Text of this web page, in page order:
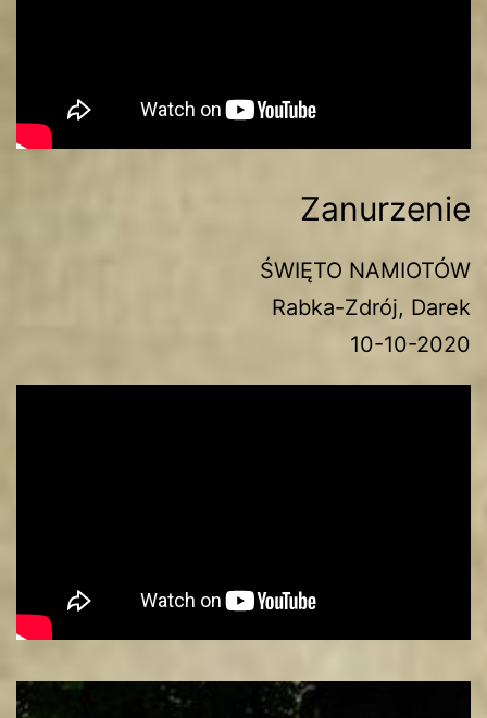
Zanurzenie
ŚWIĘTO NAMIOTÓW
Rabka-Zdrój, Darek
10-10-2020